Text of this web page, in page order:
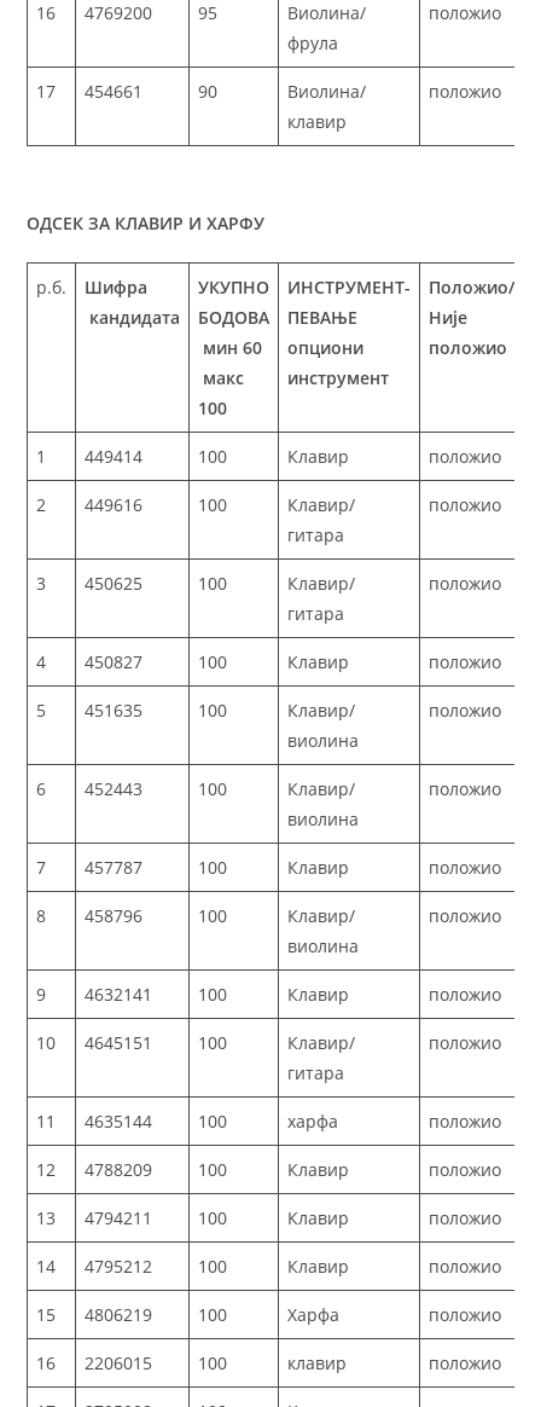
16 4769200 95
Виолина/
фрула
положио
17 454661 90
Виолина/
клавир
положио
ОДСЕК ЗА КЛАВИР И ХАРФУ
р.б.
Шифра
кандидата
УКУПНО
БОДОВА
мин 60
макс
100
ИНСТРУМЕНТ-
ПЕВАЊЕ
опциони
инструмент
Положио/
Није
положио
1 449414 100 Клавир положио
2 449616 100
Клавир/
гитара
положио
3 450625 100
Клавир/
гитара
положио
4 450827 100 Клавир положио
5 451635 100
Клавир/
виолина
положио
6 452443 100
Клавир/
виолина
положио
7 457787 100 Клавир положио
8 458796 100
Клавир/
виолина
положио
9 4632141 100 Клавир положио
10 4645151 100
Клавир/
гитара
положио
11 4635144 100 харфа положио
12 4788209 100 Клавир положио
13 4794211 100 Клавир положио
14 4795212 100 Клавир положио
15 4806219 100 Харфа положио
16 2206015 100 клавир положио